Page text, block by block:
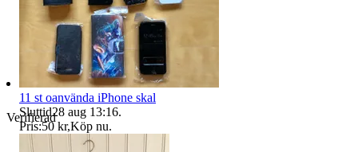
Verifierad
11 st oanvända iPhone skal
Sluttid28 aug 13:16.
Pris:50 kr,Köp nu.